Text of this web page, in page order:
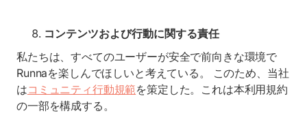
コンテンツおよび行動に関する責任
私たちは、すべてのユーザーが安全で前向きな環境で
Runnaを楽しんでほしいと考えている。 このため、当社
はコミュニティ行動規範を策定した。これは本利用規約
の一部を構成する。